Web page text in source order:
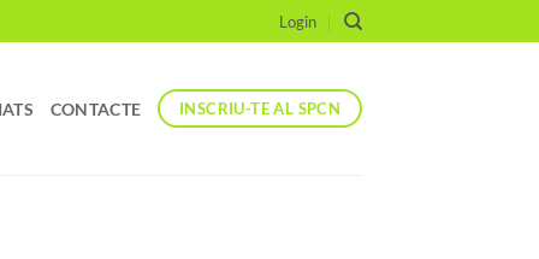
Login
CONTACTE INSCRIU-TE AL SPCN